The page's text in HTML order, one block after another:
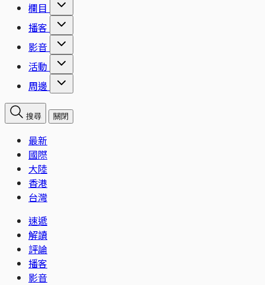
欄目
播客
影音
活動
周邊
搜尋 關閉
最新
國際
大陸
香港
台灣
速遞
解讀
評論
播客
影音